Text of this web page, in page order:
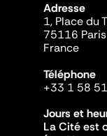
Adresse
1, Place du
75116 Paris
France
Téléphone
+33 1 58
Jours et
La Cité est